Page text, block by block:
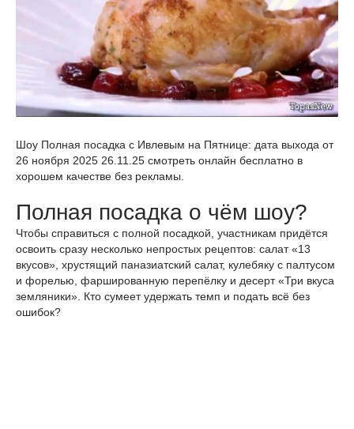
Шоу Полная посадка с Ивлевым на Пятнице: дата выхода от
26 ноября 2025 26.11.25 смотреть онлайн бесплатно в
хорошем качестве без рекламы.
Полная посадка о чём шоу?
Чтобы справиться с полной посадкой, участникам придётся
освоить сразу несколько непростых рецептов: салат «13
вкусов», хрустящий паназиатский салат, кулебяку с палтусом
и форелью, фаршированную перепёлку и десерт «Три вкуса
земляники». Кто сумеет удержать темп и подать всё без
ошибок?